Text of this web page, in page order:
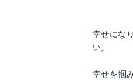
幸せにな
い。
幸せを掴